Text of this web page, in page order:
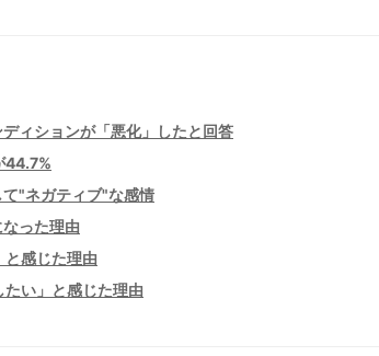
ィションが「悪化」したと回答
44.7%
"ネガティブ"な感情
った理由
と感じた理由
たい」と感じた理由